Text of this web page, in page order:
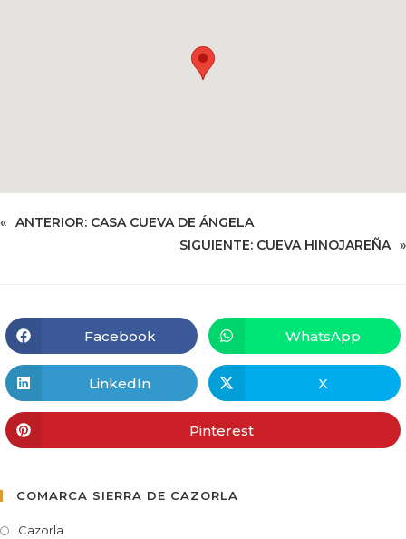
« ANTERIOR: CASA CUEVA DE ÁNGELA
SIGUIENTE: CUEVA HINOJAREÑA »
Facebook WhatsApp
LinkedIn X
Pinterest
COMARCA SIERRA DE CAZORLA
Cazorla